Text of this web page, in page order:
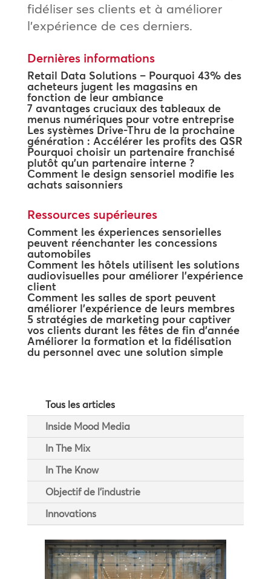
fidéliser ses clients et à améliorer
l’expérience de ces derniers.
Dernières informations
Retail Data Solutions – Pourquoi 43% des
acheteurs jugent les magasins en
fonction de leur ambiance
7 avantages cruciaux des tableaux de
menus numériques pour votre entreprise
Les systèmes Drive-Thru de la prochaine
génération : Accélérer les profits des QSR
Pourquoi choisir un partenaire franchisé
plutôt qu’un partenaire interne ?
Comment le design sensoriel modifie les
achats saisonniers
Ressources supérieures
Comment les éxperiences sensorielles
peuvent réenchanter les concessions
automobiles
Comment les hôtels utilisent les solutions
audiovisuelles pour améliorer l’expérience
client
Comment les salles de sport peuvent
améliorer l’expérience de leurs membres
5 stratégies de marketing pour captiver
vos clients durant les fêtes de fin d’année
Améliorer la formation et la fidélisation
du personnel avec une solution simple
Tous les articles
Inside Mood Media
In The Mix
In The Know
Objectif de l'industrie
Innovations